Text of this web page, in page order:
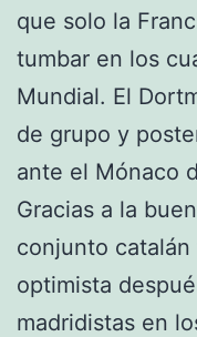
que solo la
tumbar en los
Mundial. El
de grupo y
ante el Mónaco
Gracias a la
conjunto
optimista
madridistas en